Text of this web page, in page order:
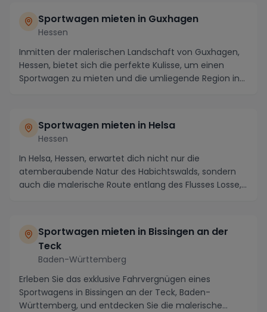
Sportwagen mieten in Guxhagen
Hessen
Inmitten der malerischen Landschaft von Guxhagen,
Hessen, bietet sich die perfekte Kulisse, um einen
Sportwagen zu mieten und die umliegende Region in...
Sportwagen mieten in Helsa
Hessen
In Helsa, Hessen, erwartet dich nicht nur die
atemberaubende Natur des Habichtswalds, sondern
auch die malerische Route entlang des Flusses Losse,
Sportwagen mieten in Bissingen an der
Teck
Baden-Württemberg
Erleben Sie das exklusive Fahrvergnügen eines
Sportwagens in Bissingen an der Teck, Baden-
Württemberg, und entdecken Sie die malerische